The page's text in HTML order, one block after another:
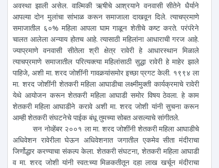
अवस्था झाली असेल. वाल्मिकी ऋषीचे आश्रयाने वनवासी सीतेने धैर्याने
आपल्या दोन मुलांचा सांभाळ करून समाजाला दाखवून दिले. त्याचप्रमाणे
समाजातील ६०% महिला आपला घाम गाळून शेतीचे कष्ट करते. परंपंरेने
चालत आलेला अन्याय होतच आहे. त्यासाठी महिलांना आधाराची गरज आहे.
ज्याप्रमाणे वनवासी सीतेला श्री क्षेत्र रावेरी हे आधारस्थान मिळाले
त्याचप्रमाणे समाजातील परित्यक्त्या महिलांसाठी सुद्धा रावेरी हे माहेर झाले
पाहिजे, अशी मा. शरद जोशींनी गावकर्‍यांसमोर इच्छा प्रगट केली. १९९४ ला
मा. शरद जोशींनी शेतकरी महिला आघाडीचा लक्ष्मीमुक्ती कार्यक्रमाचे रावेरी
येथे आयोजन करून शेतकरी महिला आघाडी समोर विषय ठेवला. हे काम
शेतकरी महिला आघाडीने करावे अशी मा. शरद जोशी यांनी सुचना करून
आम्ही शेतकरी संघटनेचे पाईक बंधू तुमच्या सोबत असल्याचे सांगीतले.
सन नोव्हेंबर २००१ ला मा. शरद जोशींनी शेतकरी महिला आघाडीचे
अधिवेशन रावेरीला घेऊन अधिवेशनात जगातील एकमेव सीता मंदीराचा
जिर्णोद्धार करण्याचा संकल्प केला. शेतकरी संघटना, शेतकरी महिला आघाडी
व मा. शरद जोशी यांनी स्वत:च्या मिळकतीतून दहा लाख खर्चून मंदीराचा